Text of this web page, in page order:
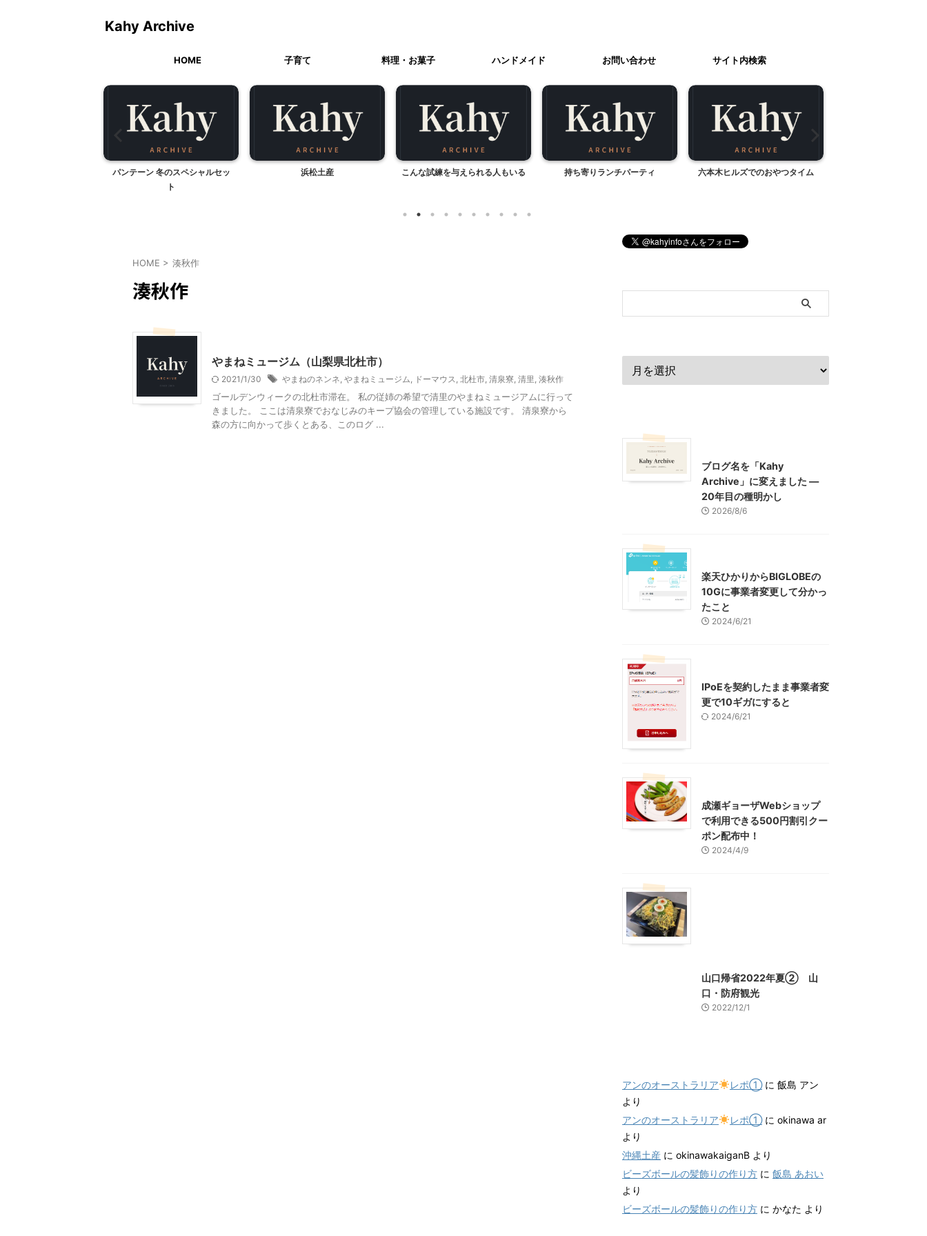
Kahy Archive
HOME 子育て 料理・お菓子 ハンドメイド お問い合わせ サイト内検索
パンテーン 冬のスペシャルセッ
ト
浜松土産 こんな試練を与えられる人もいる 持ち寄りランチパーティ 六本木ヒルズでのおやつタイム
HOME > 湊秋作
湊秋作
やまねミュージム（山梨県北杜市）
2021/1/30 やまねのネンネ やまねミュージム ドーマウス 北杜市 清泉寮 清里 湊秋作
ゴールデンウィークの北杜市滞在。 私の従姉の希望で清里のやまねミュージアムに行って
きました。 ここは清泉寮でおなじみのキープ協会の管理している施設です。 清泉寮から
森の方に向かって歩くとある、このログ ...
ブログ名を「Kahy
Archive」に変えました ―
20年目の種明かし
2026/8/6
楽天ひかりからBIGLOBEの
10Gに事業者変更して分かっ
たこと
2024/6/21
IPoEを契約したまま事業者変
更で10ギガにすると
2024/6/21
成瀬ギョーザWebショップ
で利用できる500円割引クー
ポン配布中！
2024/4/9
山口帰省2022年夏② 山
口・防府観光
2022/12/1
アンのオーストラリア レポ①に 飯島 アン
より
アンのオーストラリア
レポ①に okinawa ar
より
沖縄土産 に okinawakaiganB より
ビーズボールの髪飾りの作り方 に 飯島 あおい
より
ビーズボールの髪飾りの作り方 に かなた より